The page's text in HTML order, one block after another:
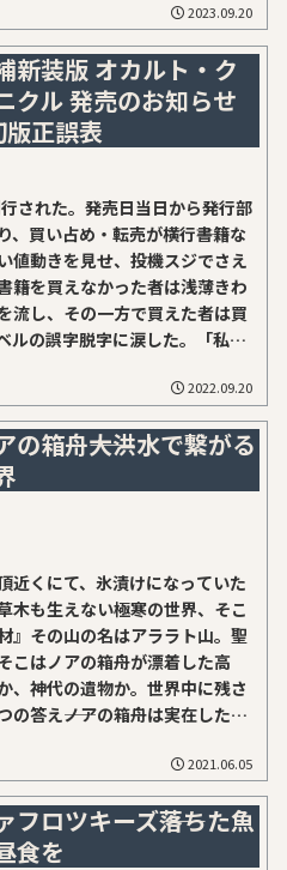
2023.09.20
新装版 オカルト・ク
クル 発売のお知らせ
版正誤表
された。発売日当日から発行部
買い占め・転売が横行――書籍な
値動きを見せ、投機スジでさえ
籍を買えなかった者は浅薄きわ
流し、その一方で買えた者は買
ルの誤字脱字に涙した。「私は
涙ながらにそんな憤りを語った読
かった。この書は、オカルト界
著者の記録である。界隈におい
廃の中から健全な精神を培
刊をなし遂げた奇跡を通じ、そ
そして読者と著者、その子羊
の軌跡――はひとまず脇におい
たドキュメントである。愛は奇
カルト・クロニクル奇妙な事件
3ヶ月ぶりにサイトが更新され
な...
2022.09.20
の箱舟――大洪水で繋がる
近くにて、氷漬けになっていた
木も生えない極寒の世界、そこ
』その山の名はアララト山。聖
こはノアの箱舟が漂着した高
、神代の遺物か。世界中に残さ
答え――ノアの箱舟は実在した
2021.06.05
フロツキーズ――落ちた魚
食を